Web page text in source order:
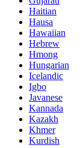
Haitian
Hausa
Hawaiian
Hebrew
Hmong
Hungarian
Icelandic
Igbo
Javanese
Kannada
Kazakh
Khmer
Kurdish